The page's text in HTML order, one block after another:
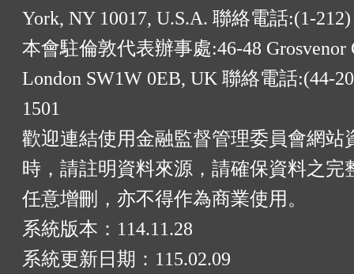
York, NY 10017, U.S.A. 聯絡電話:(1-212)
本會駐倫敦代表辦事處:46-48 Grosvenor
London SW1W 0EB, UK 聯絡電話:(44-
1501
歡迎連結使用金融監督管理委員會網站
時，請註明資料來源，請確保資料之完
任意增刪，亦不得作為商業使用。
系統版本： 114.11.28
系統更新日期： 115.02.09